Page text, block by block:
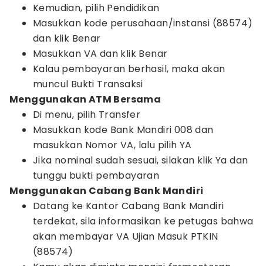
Kemudian, pilih Pendidikan
Masukkan kode perusahaan/instansi (88574)
dan klik Benar
Masukkan VA dan klik Benar
Kalau pembayaran berhasil, maka akan
muncul Bukti Transaksi
Menggunakan ATM Bersama
Di menu, pilih Transfer
Masukkan kode Bank Mandiri 008 dan
masukkan Nomor VA, lalu pilih YA
Jika nominal sudah sesuai, silakan klik Ya dan
tunggu bukti pembayaran
Menggunakan Cabang Bank Mandiri
Datang ke Kantor Cabang Bank Mandiri
terdekat, sila informasikan ke petugas bahwa
akan membayar VA Ujian Masuk PTKIN
(88574)